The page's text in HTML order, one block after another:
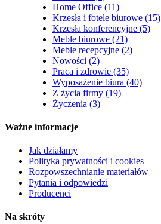
Home Office (11)
Krzesła i fotele biurowe (15)
Krzesła konferencyjne (5)
Meble biurowe (21)
Meble recepcyjne (2)
Nowości (2)
Praca i zdrowie (35)
Wyposażenie biura (40)
Z życia firmy (19)
Życzenia (3)
Ważne informacje
Jak działamy
Polityka prywatności i cookies
Rozpowszechnianie materiałów
Pytania i odpowiedzi
Producenci
Na skróty